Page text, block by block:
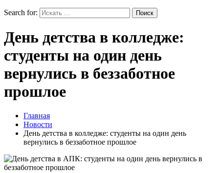
Search for:
День детства в колледже:
студенты на один день
вернулись в беззаботное
прошлое
Главная
Новости
День детства в колледже: студенты на один день
вернулись в беззаботное прошлое